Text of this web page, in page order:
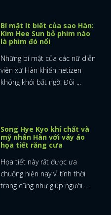
Bí mật ít biết của sao Hàn:
Kim Hee Sun bỏ phim nào
là phim đó nổi
Những bí mật của các nữ diễn
viên xứ Hàn khiến netizen
không khỏi bất ngờ. Đôi ...
Song Hye Kyo khí chất và
mỹ nhân Hàn với váy áo
họa tiết răng cưa
Họa tiết này rất được ưa
chuộng hiện nay vì tính thời
trang cũng như giúp người ...